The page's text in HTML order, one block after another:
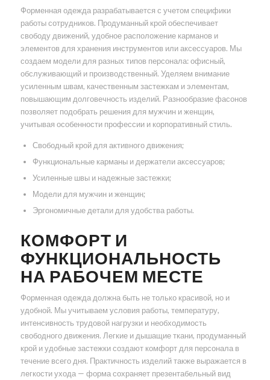
Форменная одежда разрабатывается с учетом специфики
работы сотрудников. Продуманный крой обеспечивает
свободу движений, удобное расположение карманов и
элементов для хранения инструментов или аксессуаров. Мы
создаем модели для разных типов персонала: офисный,
обслуживающий и производственный. Уделяем внимание
усиленным швам, качественным застежкам и элементам,
повышающим долговечность изделий. Разнообразие фасонов
позволяет подобрать решения для мужчин и женщин,
учитывая особенности профессии и корпоративный стиль.
Свободный крой для активного движения;
Функциональные карманы и держатели аксессуаров;
Усиленные швы и надежные застежки;
Модели для мужчин и женщин;
Эргономичные детали для удобства работы.
КОМФОРТ И
ФУНКЦИОНАЛЬНОСТЬ
НА РАБОЧЕМ МЕСТЕ
Форменная одежда должна быть не только красивой, но и
удобной. Мы учитываем условия работы, температуру,
интенсивность трудовой нагрузки и необходимость
свободного движения. Легкие и дышащие ткани, продуманный
крой и удобные застежки создают комфорт для персонала в
течение всего дня. Практичность изделий также выражается в
легкости ухода — форма сохраняет презентабельный вид